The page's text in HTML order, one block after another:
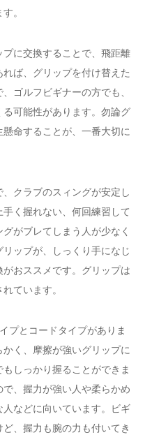
。
に交換することで、飛距離
ば、グリップを付け替えた
ゴルフビギナーの方でも、
可能性があります。勿論グ
命することが、一番大切に
クラブのスィングが安定し
く握れない、何回練習して
がブレてしまう人が少なく
ップが、しっくり手になじ
おススメです。グリップは
ています。
プとコードタイプがありま
く、摩擦が強いグリップに
しっかり握ることができま
、握力が強い人や柔らかめ
などに向いています。ビギ
、握力も腕の力も付いてき